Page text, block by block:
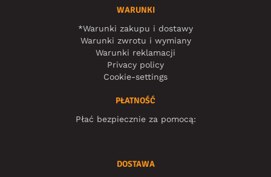
WARUNKI
*Warunki zakupu i dostawy
Warunki zwrotu i wymiany
Warunki reklamacji
Privacy policy
Cookie-settings
PŁATNOŚĆ
Płać bezpiecznie za pomocą:
DOSTAWA